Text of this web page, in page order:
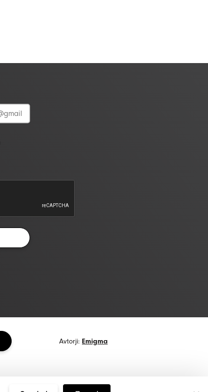
Avtorji: Emigma